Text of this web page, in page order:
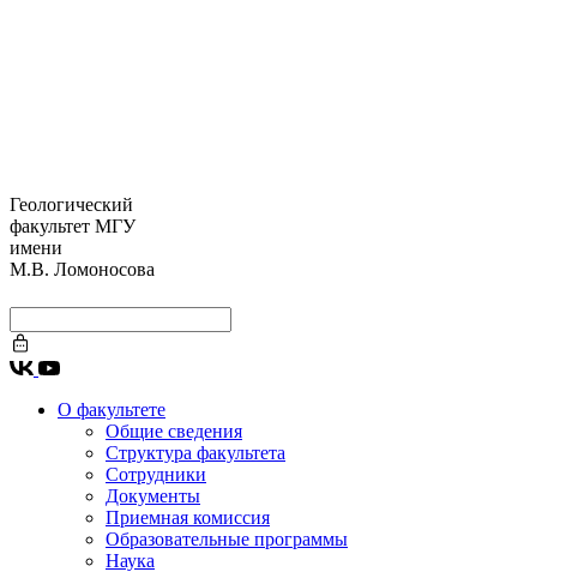
Геологический
факультет МГУ
имени
М.В. Ломоносова
О факультете
Общие сведения
Структура факультета
Сотрудники
Документы
Приемная комиссия
Образовательные программы
Наука